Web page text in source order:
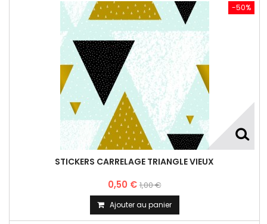
STICKERS CARRELAGE TRIANGLE VIEUX
0,50 €1,00 €
-50%
Ajouter au panier